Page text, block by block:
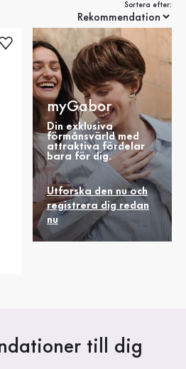
Sortera efter:
myGabor
Din exklusiva
förmånsvärld med
attraktiva fördelar
bara för dig.
Utforska den nu och
registrera dig redan
nu
till dig